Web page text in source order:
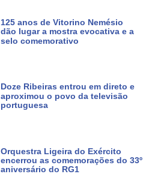
125 anos de Vitorino Nemésio
dão lugar a mostra evocativa e a
selo comemorativo
Doze Ribeiras entrou em direto e
aproximou o povo da televisão
portuguesa
Orquestra Ligeira do Exército
encerrou as comemorações do 33º
aniversário do RG1